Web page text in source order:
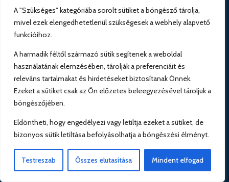
A "Szükséges" kategóriába sorolt sütiket a böngésző tárolja,
mivel ezek elengedhetetlenül szükségesek a webhely alapvető
funkcióihoz.
A harmadik féltől származó sütik segítenek a weboldal
használatának elemzésében, tárolják a preferenciáit és
releváns tartalmakat és hirdetéseket biztosítanak Önnek.
Ezeket a sütiket csak az Ön előzetes beleegyezésével tároljuk a
böngészőjében.
Eldöntheti, hogy engedélyezi vagy letiltja ezeket a sütiket, de
bizonyos sütik letiltása befolyásolhatja a böngészési élményt.
Testreszab Összes elutasítása Mindent elfogad

Elérhetőség
+36 30 1866 068

Email
ugyfelszolgalat@kefirshop.hu
KEFIRSHOP.HU